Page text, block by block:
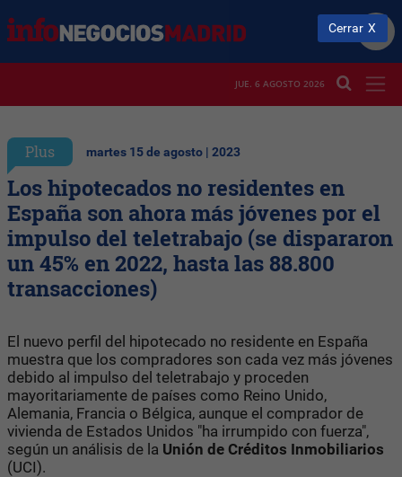
JUE. 6 AGOSTO 2026
Plus martes 15 de agosto | 2023
Los hipotecados no residentes en
España son ahora más jóvenes por el
impulso del teletrabajo (se dispararon
un 45% en 2022, hasta las 88.800
transacciones)
El nuevo perfil del hipotecado no residente en España
muestra que los compradores son cada vez más jóvenes
debido al impulso del teletrabajo y proceden
mayoritariamente de países como Reino Unido,
Alemania, Francia o Bélgica, aunque el comprador de
vivienda de Estados Unidos "ha irrumpido con fuerza",
según un análisis de la Unión de Créditos Inmobiliarios
(UCI).
Cerrar